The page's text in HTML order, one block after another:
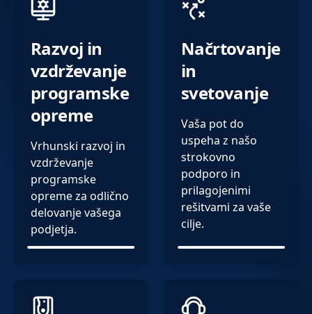
Razvoj in
vzdrževanje
programske
opreme
Vrhunski razvoj in
vzdrževanje
programske
opreme za odlično
delovanje vašega
podjetja.
Načrtovanje
in
svetovanje
Vaša pot do
uspeha z našo
strokovno
podporo in
prilagojenimi
rešitvami za vaše
cilje.